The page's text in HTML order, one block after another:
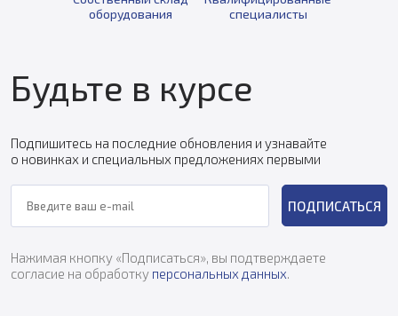
оборудования
специалисты
Будьте в курсе
Подпишитесь на последние обновления и узнавайте
о новинках и специальных предложениях первыми
ПОДПИСАТЬСЯ
Нажимая кнопку «Подписаться», вы подтверждаете
согласие на обработку персональных данных